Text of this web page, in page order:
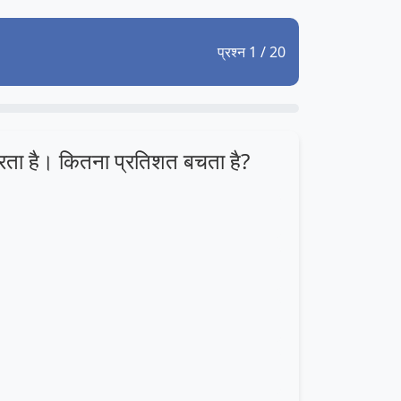
प्रश्न 1 / 20
है। कितना प्रतिशत बचता है?